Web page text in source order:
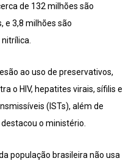
de 132 milhões são
e 3,8 milhões são
ao uso de preservativos,
o HIV, hepatites virais, sífilis e
(ISTs), além de
o ministério.
população brasileira não usa